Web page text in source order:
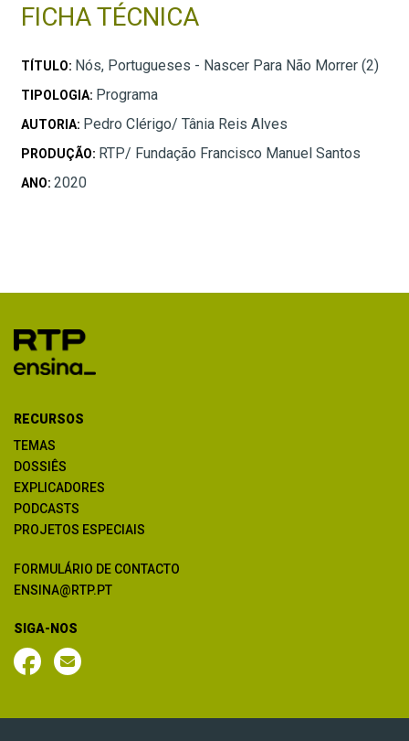
FICHA TÉCNICA
TÍTULO: Nós, Portugueses - Nascer Para Não Morrer (2)
TIPOLOGIA: Programa
AUTORIA: Pedro Clérigo/ Tânia Reis Alves
PRODUÇÃO: RTP/ Fundação Francisco Manuel Santos
ANO: 2020
RECURSOS
TEMAS
DOSSIÊS
EXPLICADORES
PODCASTS
PROJETOS ESPECIAIS
FORMULÁRIO DE CONTACTO
ENSINA@RTP.PT
SIGA-NOS